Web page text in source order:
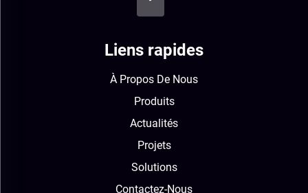
Liens rapides
À Propos De Nous
Produits
Actualités
Projets
Solutions
Contactez-Nous